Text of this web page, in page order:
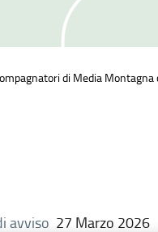
di Media
avviso 27 Marzo 2026